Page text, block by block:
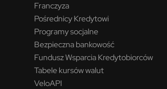
Franczyza
Pośrednicy Kredytowi
Programy socjalne
Bezpieczna bankowość
Fundusz Wsparcia Kredytobiorców
Tabele kursów walut
VeloAPI